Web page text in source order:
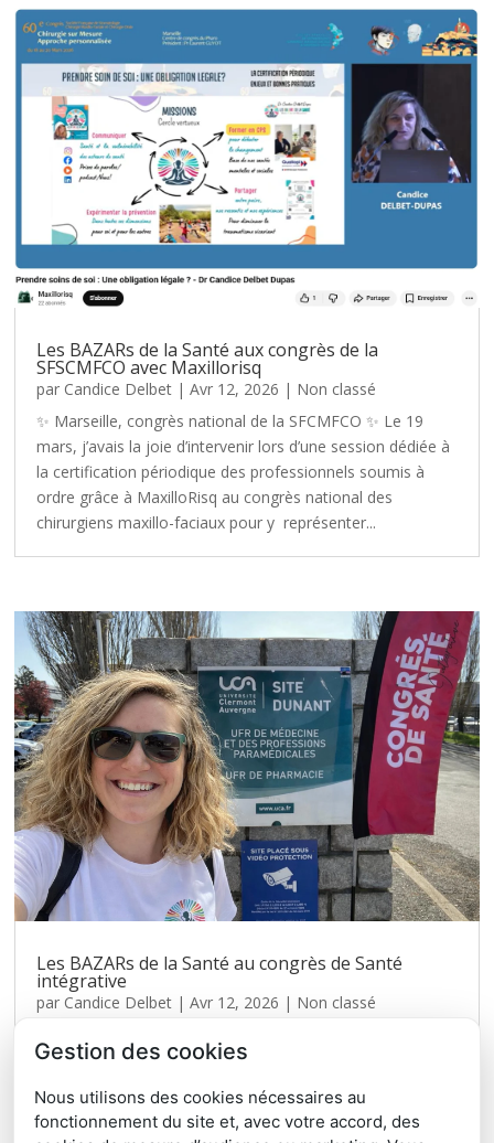
Les BAZARs de la Santé aux congrès de la
SFSCMFCO avec Maxillorisq
par Candice Delbet |Avr 12, 2026 | Non classé
✨ Marseille, congrès national de la SFCMFCO ✨ Le 19
mars, j’avais la joie d’intervenir lors d’une session dédiée à
la certification périodique des professionnels soumis à
ordre grâce à MaxilloRisq au congrès national des
chirurgiens maxillo-faciaux pour y représenter...
Les BAZARs de la Santé au congrès de Santé
intégrative
par Candice Delbet |Avr 12, 2026 | Non classé
inaugurale du congrès de Santé Intégrative à la faculté de
des BAZARs de la Santé expliquant que le santé intégrative
était l'un de ses piliers. A distance de...
Gestion des cookies
Nous utilisons des cookies nécessaires au
fonctionnement du site et, avec votre accord, des